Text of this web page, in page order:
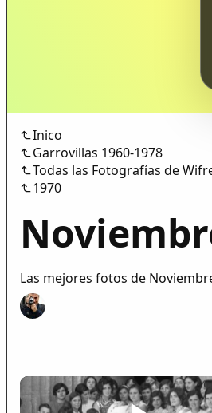
Inico
Garrovillas 1960-1978
Todas las Fotografías de
1970
Las mejores fotos de